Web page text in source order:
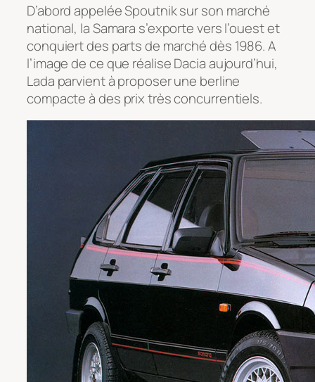
D’abord appelée Spoutnik sur son marché
national, la Samara s’exporte vers l’ouest et
conquiert des parts de marché dès 1986. A
l’image de ce que réalise Dacia aujourd’hui,
Lada parvient à proposer une berline
compacte à des prix très concurrentiels.